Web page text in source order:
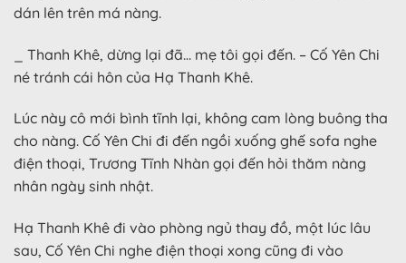
dán lên trên má nàng.
_ Thanh Khê, dừng lại đã… mẹ tôi gọi đến. – Cố Yên Chi
né tránh cái hôn của Hạ Thanh Khê.
Lúc này cô mới bình tĩnh lại, không cam lòng buông tha
cho nàng. Cố Yên Chi đi đến ngồi xuống ghế sofa nghe
điện thoại, Trương Tĩnh Nhàn gọi đến hỏi thăm nàng
nhân ngày sinh nhật.
Hạ Thanh Khê đi vào phòng ngủ thay đồ, một lúc lâu
sau, Cố Yên Chi nghe điện thoại xong cũng đi vào